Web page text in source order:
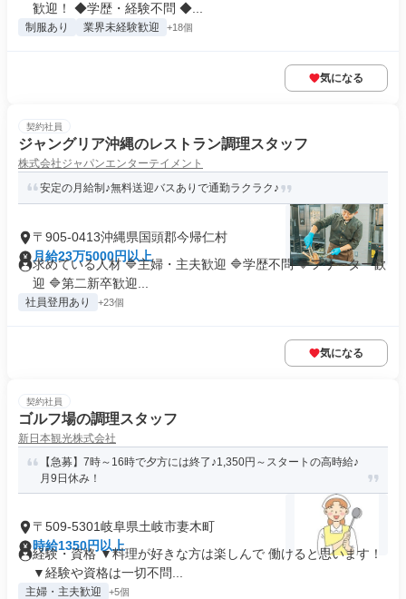
歓迎！ ◆学歴・経験不問 ◆...
制服あり 業界未経験歓迎 +18個
気になる
契約社員
ジャングリア沖縄のレストラン調理スタッフ
株式会社ジャパンエンターテイメント
安定の月給制♪無料送迎バスありで通勤ラクラク♪
〒905-0413沖縄県国頭郡今帰仁村
月給23万5000円以上
求めている人材 🔷主婦・主夫歓迎 🔷学歴不問 🔷フリーター歓
迎 🔷第二新卒歓迎...
社員登用あり +23個
気になる
契約社員
ゴルフ場の調理スタッフ
新日本観光株式会社
【急募】7時～16時で夕方には終了♪1,350円～スタートの高時給♪
月9日休み！
〒509-5301岐阜県土岐市妻木町
時給1350円以上
経験・資格 ▼料理が好きな方は楽しんで 働けると思います！
▼経験や資格は一切不問...
主婦・主夫歓迎 +5個